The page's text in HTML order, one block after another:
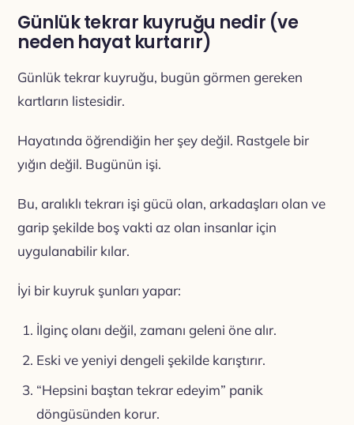
Günlük tekrar kuyruğu nedir (ve
neden hayat kurtarır)
Günlük tekrar kuyruğu, bugün görmen gereken
kartların listesidir.
Hayatında öğrendiğin her şey değil. Rastgele bir
yığın değil. Bugünün işi.
Bu, aralıklı tekrarı işi gücü olan, arkadaşları olan ve
garip şekilde boş vakti az olan insanlar için
uygulanabilir kılar.
İyi bir kuyruk şunları yapar:
İlginç olanı değil, zamanı geleni öne alır.
Eski ve yeniyi dengeli şekilde karıştırır.
“Hepsini baştan tekrar edeyim” panik
döngüsünden korur.